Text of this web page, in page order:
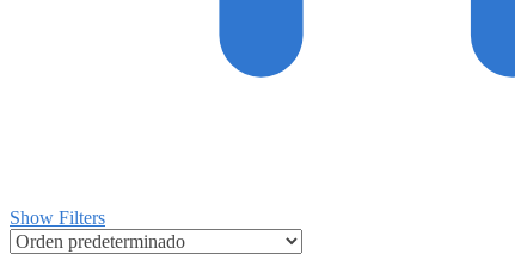
Show Filters